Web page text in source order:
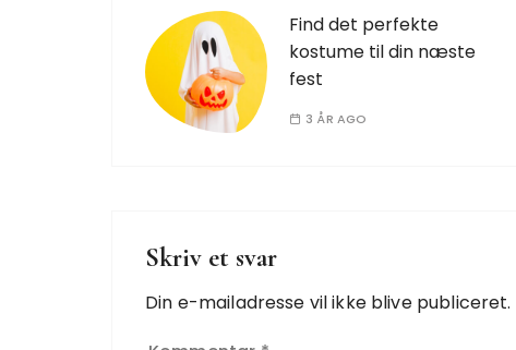
Find det perfekte
kostume til din næste
fest
3 ÅR AGO
Skriv et svar
Din e-mailadresse vil ikke blive publiceret.